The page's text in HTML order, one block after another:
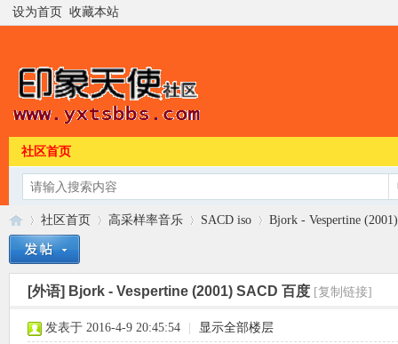
设为首页 收藏本站
社区首页
»
社区首页
›
高采样率音乐
›
SACD iso
›
Bjork - Vespertine
[外语] Bjork - Vespertine (2001) SACD 百度 [复制链接]
发表于 2016-4-9 20:45:54 显示全部楼层